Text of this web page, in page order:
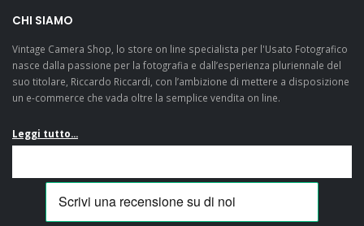
CHI SIAMO
Vintage Camera Shop, lo store on line specialista per l'Usato Fotografico
nasce dalla passione per la fotografia e dall’esperienza pluriennale del
suo titolare, Riccardo Riccardi, con l’ambizione di mettere a disposizione
un e-commerce che vada oltre la semplice vendita on line.
Leggi tutto...